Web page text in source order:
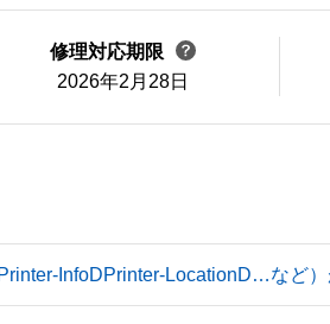
修理対応期限
2026年2月28日
InfoDPrinter-LocationD…など